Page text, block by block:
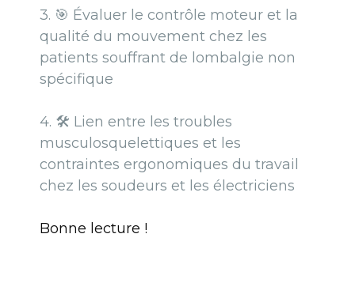
3. 🎯 Évaluer le contrôle moteur et la
qualité du mouvement chez les
patients souffrant de lombalgie non
spécifique
4. 🛠️ Lien entre les troubles
musculosquelettiques et les
contraintes ergonomiques du travail
chez les soudeurs et les électriciens
Bonne lecture !